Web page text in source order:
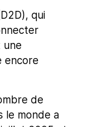
qui
une
encore
de
le monde a